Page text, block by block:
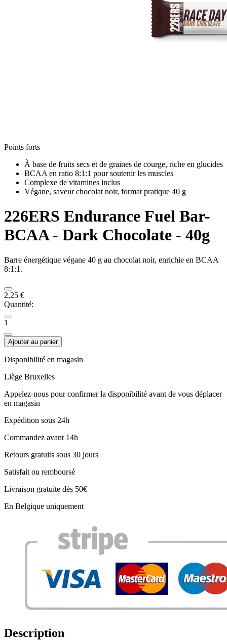
Points forts
À base de fruits secs et de graines de courge, riche en glucides
BCAA en ratio 8:1:1 pour soutenir les muscles
Complexe de vitamines inclus
Végane, saveur chocolat noir, format pratique 40 g
226ERS Endurance Fuel Bar-
BCAA - Dark Chocolate - 40g
Barre énergétique végane 40 g au chocolat noir, enrichie en BCAA
8:1:1.
2,25 €
Quantité:
1
Ajouter au panier
Disponibilité en magasin
Liège Bruxelles
Appelez-nous pour confirmer la disponibilité avant de vous déplacer
en magasin
Expédition sous 24h
Commandez avant 14h
Retours gratuits sous 30 jours
Satisfait ou remboursé
Livraison gratuite dès 50€
En Belgique uniquement
Description